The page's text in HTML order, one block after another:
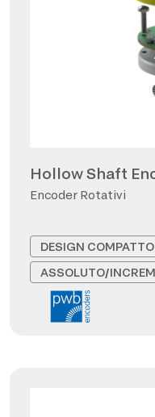
Hollow Shaft
Encoder Rotativi
DESIGN COMPATTO
ASSOLUTO/